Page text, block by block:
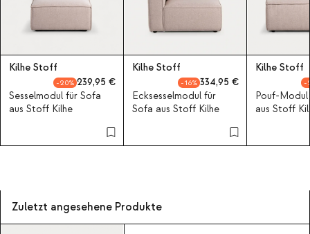
Kilhe Stoff
20
239,95
Sesselmodul für Sofa
aus Stoff Kilhe
Kilhe Stoff
16
334,95
Ecksesselmodul für
Sofa aus Stoff Kilhe
Kilhe Stoff
Pouf-
aus Stoff
Zuletzt angesehene Produkte